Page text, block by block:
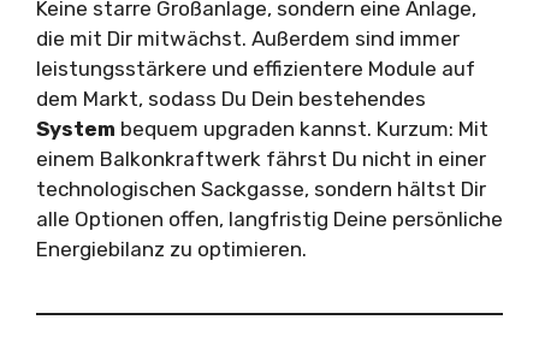
Keine starre Großanlage, sondern eine Anlage,
die mit Dir mitwächst. Außerdem sind immer
leistungsstärkere und effizientere Module auf
dem Markt, sodass Du Dein bestehendes
System bequem upgraden kannst. Kurzum: Mit
einem Balkonkraftwerk fährst Du nicht in einer
technologischen Sackgasse, sondern hältst Dir
alle Optionen offen, langfristig Deine persönliche
Energiebilanz zu optimieren.